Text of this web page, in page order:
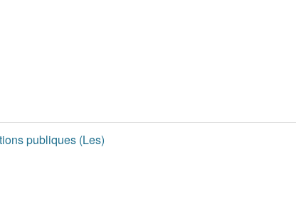
publiques (Les)